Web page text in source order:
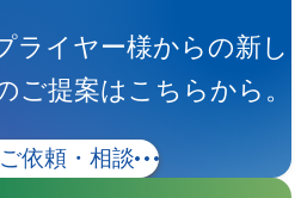
ライヤー様からの新し
ご提案はこちらから。
依頼・相談